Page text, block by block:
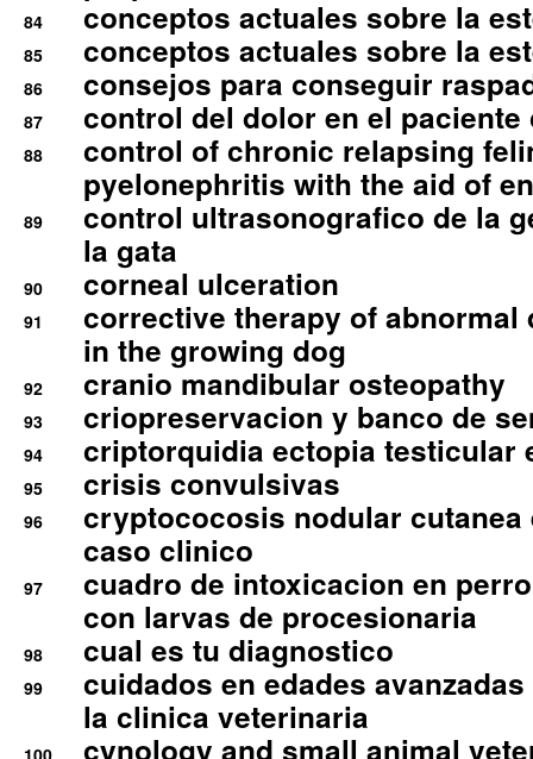
84 conceptos actuales sobre la
85 conceptos actuales sobre la
86 consejos para conseguir
87 control del dolor en el
88
control of chronic relapsing
pyelonephritis with the aid of
89
control ultrasonografico de la
la gata
90 corneal ulceration
91
corrective therapy of abnormal
in the growing dog
92 cranio mandibular osteopathy
93 criopreservacion y banco de
94 criptorquidia ectopia testicular
95 crisis convulsivas
96
cryptococosis nodular cutanea
caso clinico
97
cuadro de intoxicacion en
con larvas de procesionaria
98 cual es tu diagnostico
99
cuidados en edades
la clinica veterinaria
cynology and small animal